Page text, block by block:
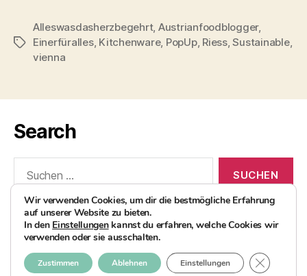
Schlagwörter
Alleswasdasherzbegehrt, Austrianfoodblogger,
Einerfüralles, Kitchenware, PopUp, Riess,Sustainable,
vienna
Search
nach:
© 2026AvocadoBanane Foodblog
Impressum
Wir verwenden Cookies, um dir die bestmögliche Erfahrung
auf unserer Website zu bieten.
In den Einstellungenkannst du erfahren, welche Cookies wir
verwenden oder sie ausschalten.
Zustimmen Ablehnen Einstellungen GDPR